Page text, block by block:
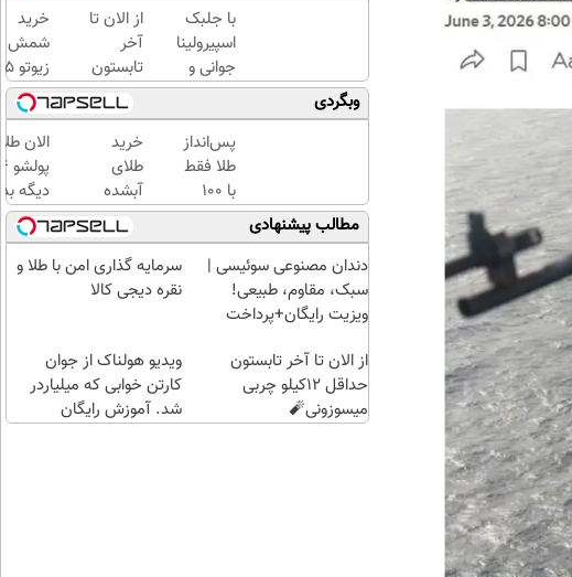
با جلبک
اسپیرولینا
جوانی و
شادابی
پوستت
تضمینه50%تخفیف
از الان تا
آخر
تابستون
حداقل
12کیلو
چربی
میسوزونی
🧨
خرید
شمش
گرمی
عیار
| ضد
جعل و
پلمپ
وبگردی
پس‌انداز
طلا فقط
با ۱۰۰
هزارتومان
(امن و
راحت)
خرید
طلای
آبشده
حتی با
۱۰۰هزارتومان
الان
دیگه
طلا با
بی‌بهره
مطالب پیشنهادی
دندان مصنوعی سوئیسی |
سبک، مقاوم، طبیعی!
ویزیت رایگان+پرداخت
سرمایه گذاری امن با طلا و
نقره دیجی کالا
از الان تا آخر تابستون
حداقل 12کیلو چربی
میسوزونی🧨
ویدیو هولناک از جوان
کارتن خوابی که میلیاردر
شد. آموزش رایگان